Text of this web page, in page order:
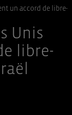
un accord de libre-
Unis
libre-